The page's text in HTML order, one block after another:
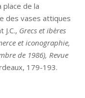
place de la
des vases attiques
Grecs et ibères
et iconographie,
de 1986), Revue
179-193.